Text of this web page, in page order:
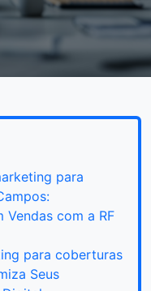
para
Vendas com a RF
para coberturas
Seus